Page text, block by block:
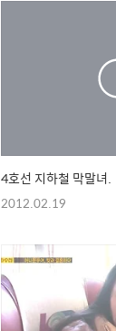
4호선 지하철 막말녀.
2012.02.19